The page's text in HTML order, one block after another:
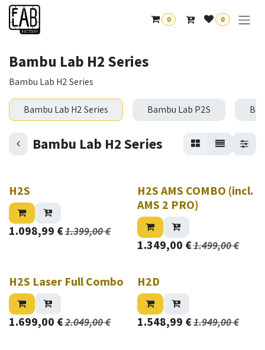
Overslaan naar inhoud
0 0
Bambu Lab H2 Series
Bambu Lab H2 Series
Bambu Lab H2 Series Bambu Lab P2S
Bambu Lab H2 Series
H2S
1.098,99 €1.399,00€
Nieuw!
H2S AMS COMBO (incl.
AMS 2 PRO)
1.349,00 €1.499,00€
H2S Laser Full Combo
1.699,00 €2.049,00€
H2D
1.548,99 €1.949,00€